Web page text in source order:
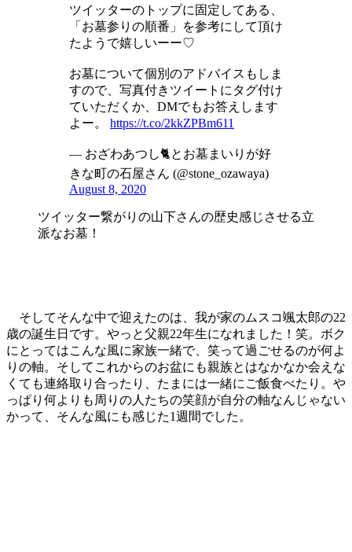
ツイッターのトップに固定してある、
「お墓参りの順番」を参考にして頂け
たようで嬉しいーー♡
お墓について個別のアドバイスもしま
すので、写真付きツイートにタグ付け
ていただくか、DMでもお答えします
よー。 https://t.co/2kkZPBm611
— おざわあつし🐈とお墓まいりが好
きな町の石屋さん (@stone_ozawaya)
August 8, 2020
ツイッター繋がりの山下さんの歴史感じさせる立
派なお墓！
そしてそんな中で迎えたのは、我が家のムスコ颯太郎の22
歳の誕生日です。やっと父親22年生になれました！笑。ボク
にとってはこんな風に家族一緒で、笑って過ごせるのが何よ
りの軸。そしてこれからのお盆にも親族とはなかなか会えな
くても連絡取り合ったり、たまには一緒にご飯食べたり。や
っぱり何よりも周りの人たちの笑顔が自分の軸なんじゃない
かって、そんな風にも感じた1週間でした。